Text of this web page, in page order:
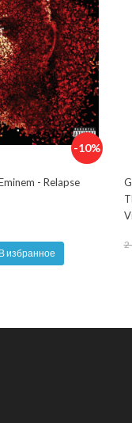
-10%
- Relapse
В избранное
2